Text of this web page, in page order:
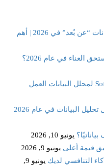
دليلك للحصول على وظيفة محلل بيانات “عن بُعد” في 2026 | أهم
العناء في عام 2026؟
كيف تجعل المهارات الناعمة Soft Skills لمحلل البيانات العمل
البيانات في عام 2026
يونيو 10, 2026
يونيو 9, 2026
يونيو 9,